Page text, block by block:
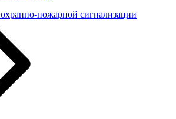
пожарной сигнализации